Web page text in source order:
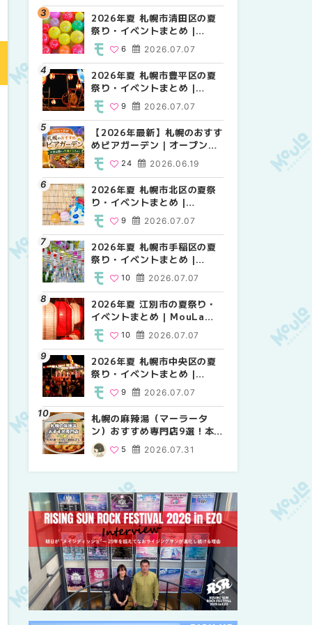
2026年夏 札幌市清田区の夏
祭り・イベントまとめ |
MouLa HOKKAIDO
2026.07.07
6
2026年夏 札幌市豊平区の夏
祭り・イベントまとめ |
MouLa HOKKAIDO
2026.07.07
9
【2026年最新】札幌のおすす
めビアガーデン｜オープン日
順に徹底紹介！大通公園から
穴場テラスまで | MouLa
HOKKAIDO
2026.06.19
24
2026年夏 札幌市北区の夏祭
り・イベントまとめ |
MouLa HOKKAIDO
2026.07.07
9
2026年夏 札幌市手稲区の夏
祭り・イベントまとめ |
MouLa HOKKAIDO
2026.07.07
10
2026年夏 江別市の夏祭り・
イベントまとめ | MouLa
HOKKAIDO 2026.07.07
10
2026年夏 札幌市中央区の夏
祭り・イベントまとめ |
MouLa HOKKAIDO
2026.07.07
9
札幌の麻辣湯（マーラータ
ン）おすすめ専門店9選！本
場の量り売りから最新店まで
徹底比較 | MouLa
2026.07.31
5
HOKKAIDO
2026年夏 札幌市白石区の夏
祭り・イベントまとめ |
9
2026年夏 札幌市手稲区の夏
祭り・イベントまとめ |
10
2026年夏 札幌市北区の夏祭
り・イベントまとめ |
9
2026年夏 札幌市清田区の夏
祭り・イベントまとめ |
6
2026年夏 札幌市豊平区の夏
祭り・イベントまとめ |
9
2026年夏 札幌市南区の夏祭
り・イベントまとめ |
8
2026年夏 札幌市中央区の夏
祭り・イベントまとめ |
9
2026年夏 恵庭市・千歳市の
夏祭り・イベントまとめ |
9
2026年夏 札幌市白石区の夏
祭り・イベントまとめ |
9
2026年夏 札幌市西区の夏祭
り・イベントまとめ |
13
2026年夏 札幌市手稲区の夏
祭り・イベントまとめ |
10
2026年夏 札幌市清田区の夏
祭り・イベントまとめ |
6
札幌の麻辣湯（マーラータ
ン）おすすめ専門店6選！本
徹底比較 | MouLa
HOKKAIDO
5
2026年夏 札幌市豊平区の夏
祭り・イベントまとめ |
9
【新千歳空港】新カードラウ
ンジが開業。「SUPER
ラウンジアネックス）」をご
紹介！！ | MouLa
HOKKAIDO
18
2026年夏 札幌市南区の夏祭
り・イベントまとめ |
8